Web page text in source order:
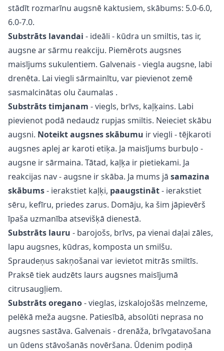
stādīt rozmarīnu augsnē kaktusiem, skābums: 5.0-6.0,
6.0-7.0.
Substrāts lavandai - ideāli - kūdra un smiltis, tas ir,
augsne ar sārmu reakciju. Piemērots augsnes
maisījums sukulentiem. Galvenais - viegla augsne, labi
drenēta. Lai viegli sārmainītu, var pievienot zemē
sasmalcinātas olu čaumalas .
Substrātstimjanam - viegls, brīvs, kaļķains. Labi
pievienot podā nedaudz rupjas smiltis. Neieciet skābu
augsni. Noteikt augsnes skābumu ir viegli - tējkaroti
augsnes aplej ar karoti etiķa. Ja maisījums burbuļo -
augsne ir sārmaina. Tātad, kaļķa ir pietiekami. Ja
reakcijas nav - augsne ir skāba. Ja mums jā samazina
skābums- ierakstiet kaļķi, paaugstināt- ierakstiet
sēru, kefīru, priedes zarus. Domāju, ka šim jāpievērš
īpaša uzmanība atsevišķā dienestā.
Substrāts lauru - barojošs, brīvs, pa vienai daļai zāles,
lapu augsnes, kūdras, komposta un smilšu.
Spraudeņus sakņošanai var ievietot mitrās smiltīs.
Praksē tiek audzēts laurs augsnes maisījumā
citrusaugļiem.
Substrātsoregano- vieglas, izskalojošās melnzeme,
pelēkā meža augsne. Patiesībā, absolūti neprasa no
augsnes sastāva. Galvenais - drenāža, brīvgatavošana
un ūdens stāvošanās novēršana. Ūdenim podiņā